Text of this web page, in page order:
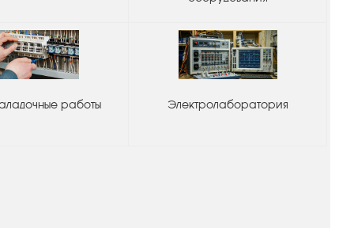
работы Электролаборатория